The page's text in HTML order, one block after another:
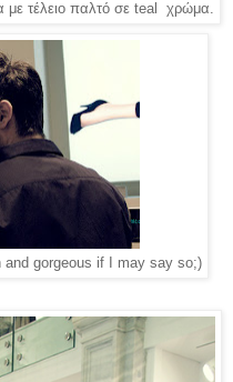
τέλειο παλτό σε teal χρώμα.
gorgeous if I may say so;)